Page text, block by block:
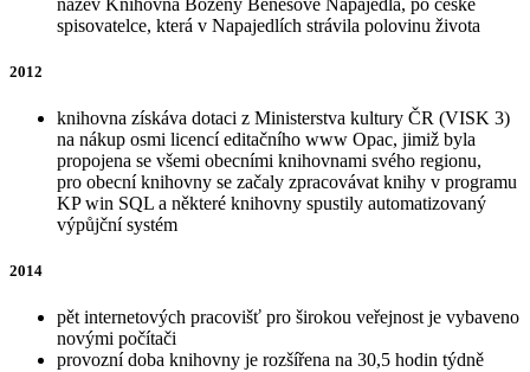
spisovatelce, která v Napajedlích strávila polovinu života
2012
knihovna získáva dotaci z Ministerstva kultury ČR (VISK 3)
na nákup osmi licencí editačního www Opac, jimiž byla
propojena se všemi obecními knihovnami svého regionu,
pro obecní knihovny se začaly zpracovávat knihy v programu
KP win SQL a některé knihovny spustily automatizovaný
výpůjční systém
2014
pět internetových pracovišť pro širokou veřejnost je vybaveno
novými počítači
provozní doba knihovny je rozšířena na 30,5 hodin týdně